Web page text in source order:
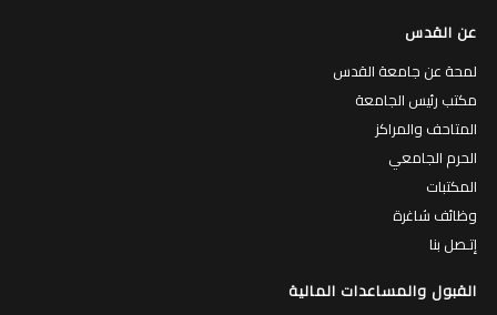
عن القدس
لمحة عن جامعة القدس
مكتب رئيس الجامعة
المتاحف والمراكز
الحرم الجامعي
المكتبات
وظائف شاغرة
إتـصل بنا
القبول والمساعدات المالية